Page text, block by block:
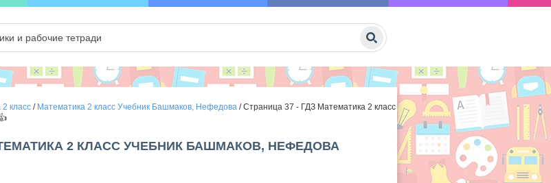
класс/ Математика 2 класс Учебник Башмаков, Нефедова/Страница 37 - ГДЗ Математика 2 класс
2 КЛАСС УЧЕБНИК БАШМАКОВ, НЕФЕДОВА